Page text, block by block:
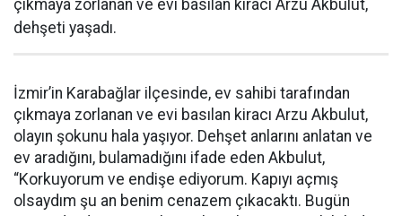
çıkmaya zorlanan ve evi basılan kiracı Arzu Akbulut,
dehşeti yaşadı.
İzmir’in Karabağlar ilçesinde, ev sahibi tarafından
çıkmaya zorlanan ve evi basılan kiracı Arzu Akbulut,
olayın şokunu hala yaşıyor. Dehşet anlarını anlatan ve
ev aradığını, bulamadığını ifade eden Akbulut,
“Korkuyorum ve endişe ediyorum. Kapıyı açmış
olsaydım şu an benim cenazem çıkacaktı. Bugün